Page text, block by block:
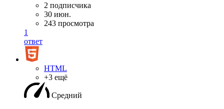
2 подписчика
30 июн.
243 просмотра
1
ответ
HTML
+3 ещё
Средний